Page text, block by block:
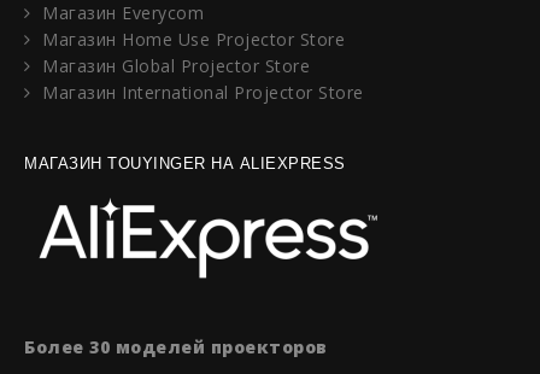
Магазин Everycom
Магазин Home Use Projector Store
Магазин Global Projector Store
Магазин International Projector Store
МАГАЗИН TOUYINGER НА ALIEXPRESS
Более 30 моделей проекторов